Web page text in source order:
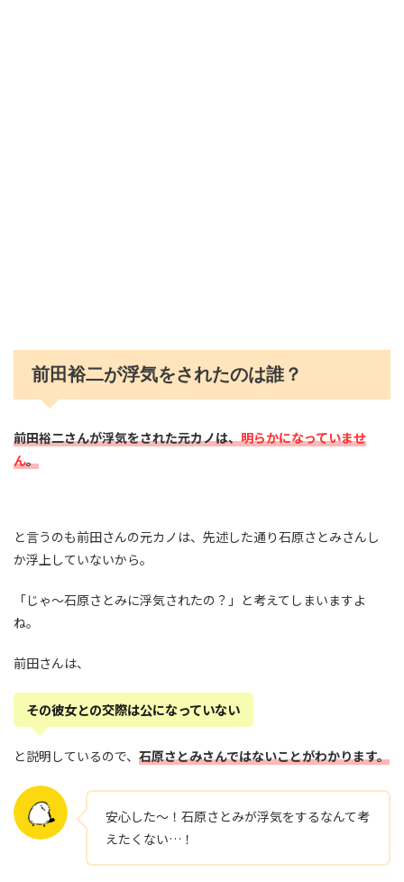
前田裕二が浮気をされたのは誰？
前田裕二さんが浮気をされた元カノは、明らかになっていませ
ん。
と言うのも前田さんの元カノは、先述した通り石原さとみさんし
か浮上していないから。
「じゃ～石原さとみに浮気されたの？」と考えてしまいますよ
ね。
前田さんは、
その彼女との交際は公になっていない
と説明しているので、 石原さとみさんではないことがわかります。
安心した～！石原さとみが浮気をするなんて考
えたくない…！